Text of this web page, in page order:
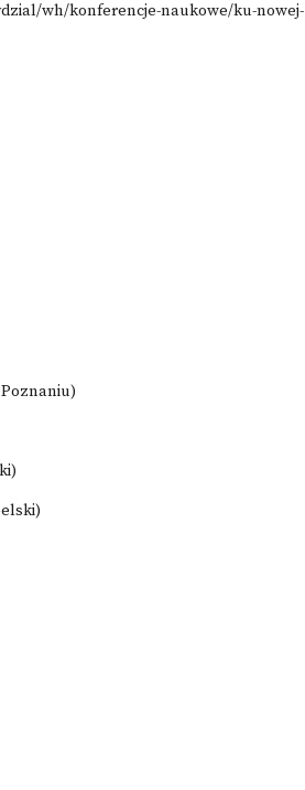
wh/konferencje-naukowe/ku-nowej-